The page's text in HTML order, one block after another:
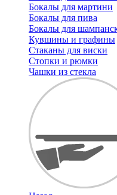
Бокалы для мартини
Бокалы для пива
Бокалы для
Кувшины и графины
Стаканы для виски
Стопки и рюмки
Чашки из стекла